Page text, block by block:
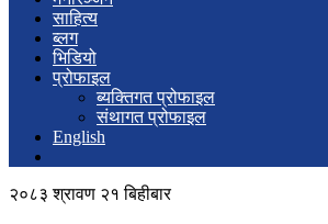
साहित्य
ब्लग
भिडियो
प्रोफाइल
ब्यक्तिगत प्रोफाइल
संथागत प्रोफाइल
English
२०८३ श्रावण २१ बिहीबार